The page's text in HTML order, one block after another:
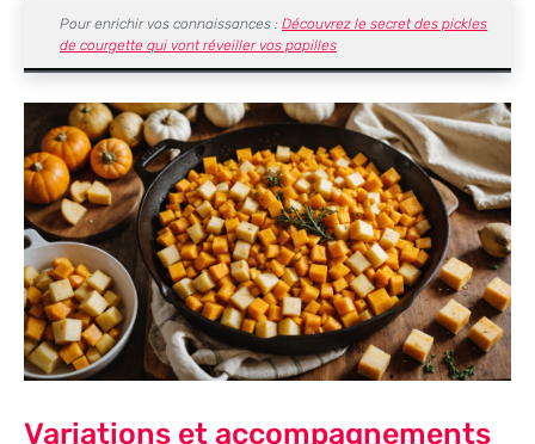
Pour enrichir vos connaissances : Découvrez le secret des pickles
de courgette qui vont réveiller vos papilles
Variations et accompagnements